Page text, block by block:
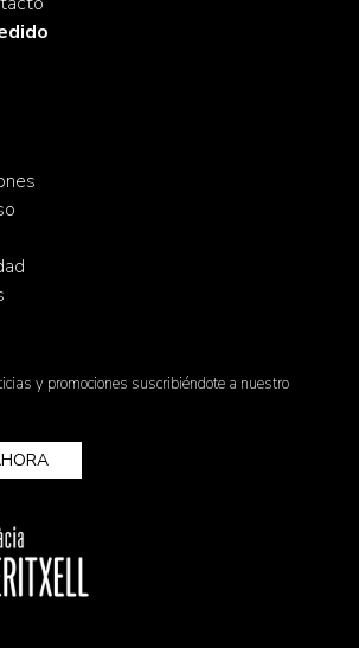
y promociones suscribiéndote a nuestro